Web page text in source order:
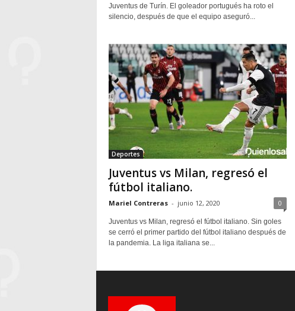
Juventus de Turín. El goleador portugués ha roto el
silencio, después de que el equipo aseguró...
Deportes
Juventus vs Milan, regresó el
fútbol italiano.
Mariel Contreras - junio 12, 2020 0
Juventus vs Milan, regresó el fútbol italiano. Sin goles
se cerró el primer partido del fútbol italiano después de
la pandemia. La liga italiana se...